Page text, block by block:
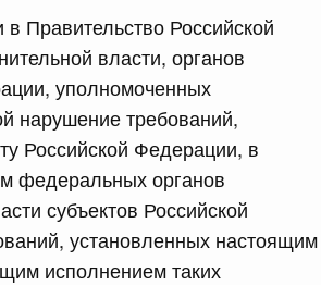
Правительство Российской
власти, органов
уполномоченных
нарушение требований,
Российской Федерации, в
федеральных органов
субъектов Российской
установленных настоящим
исполнением таких
г.